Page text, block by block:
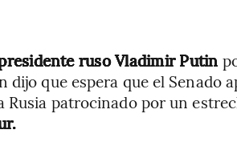
ruso Vladimir Putin
que espera que el Senado
patrocinado por un